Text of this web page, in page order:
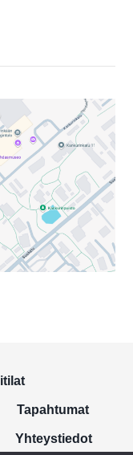
Tapahtumat
Yhteystiedot